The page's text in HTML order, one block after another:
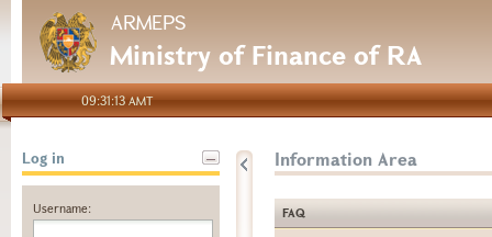
ARMEPS
Ministry of Finance of RA
09:31:13 AMT
Log in
Username:
Information Area
FAQ